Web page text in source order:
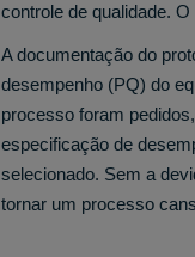
controle de qualidade.
A documentação do
desempenho (PQ) do
processo foram
especificação de
selecionado. Sem a
tornar um processo